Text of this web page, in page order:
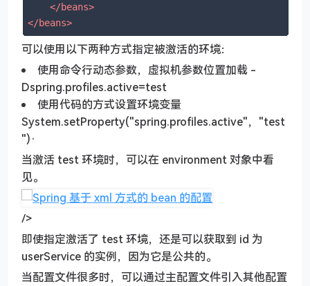
</beans>
</beans>
可以使用以下两种方式指定被激活的环境：
使用命令行动态参数，虚拟机参数位置加载 -
Dspring.profiles.active=test
使用代码的方式设置环境变量
System.setProperty("spring.profiles.active"，"test
")·
当激活 test 环境时，可以在 environment 对象中看
见。
/>
即使指定激活了 test 环境，还是可以获取到 id 为
userService 的实例，因为它是公共的。
当配置文件很多时，可以通过主配置文件引入其他配置